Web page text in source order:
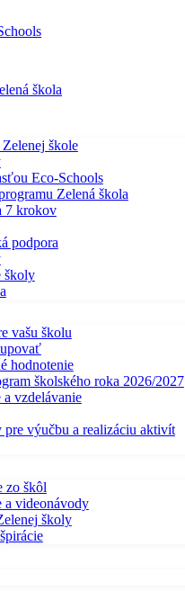
škole
Eco-Schools
Zelená škola
7 krokov
podpora
školy
vašu školu
hodnotenie
školského roka 2026/2027
a vzdelávanie
pre výučbu a realizáciu aktivít
zo škôl
a videonávody
školy